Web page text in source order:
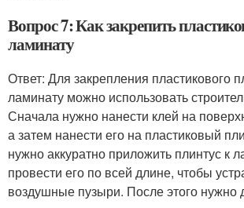
Вопрос 7: Как закрепить
ламинату
Ответ: Для закрепления пластикового
ламинату можно использовать
Сначала нужно нанести клей на
а затем нанести его на пластиковый
нужно аккуратно приложить плинтус к
провести его по всей длине, чтобы
воздушные пузыри. После этого нужно